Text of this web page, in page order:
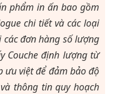
phẩm in ấn bao gồm
chi tiết và các loại
đơn hàng số lượng
Couche định lượng từ
ưu việt để đảm bảo độ
thông tin quy hoạch